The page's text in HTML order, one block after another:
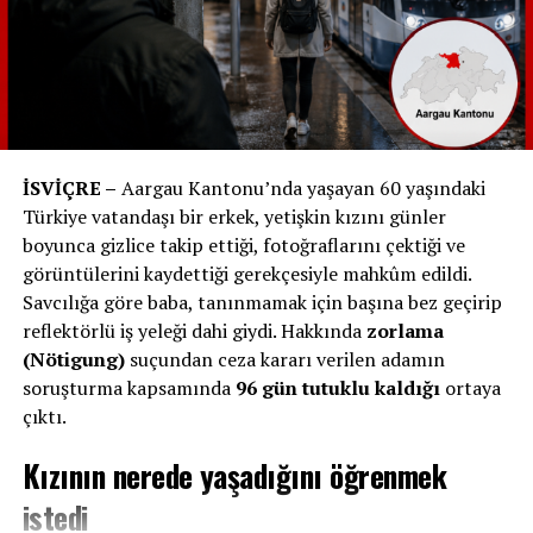
ihtiyaç duyulan bölgelerde benzer projeler üzerinde
çalışmalarını sürdürecek.
Çocuklar Gülsün Diye Derneği, araştırmacı Elvan
Gülben Ergen’in yaptığı, okul öncesi eğitiminin önemini
vurgulayan ve bu doğrultuda çocuklara destek olmayı
hedefleyen bir sivil toplum kuruluşudur. Dernek,
yaptırdığı anaokullarını iş birliği protokolü kapsamında
Milli Eğitim Bakanlığı’na bağışlamaktadır.
Anaokulunun açılış töreni, coşku dolu ve anlam yüklü
anlara sahne oldu. Gülben Ergen’in yanı sıra, İsviçre
Kreuzlingen Türk Toplumu Temsilcisi Hüseyin
Demiryürek ve eşi Serpil Demiryürek, İskenderun
Belediye Başkanı Fatih Tosyalı, İlçe Milli Eğitim Müdürü
Ali Haytaz ve birçok devlet yetkilisi de açılışta yer aldı.
İSVİÇRE – Aargau Kantonu’nda yaşayan 60 yaşındaki
Türkiye vatandaşı bir erkek, yetişkin kızını günler
boyunca gizlice takip ettiği, fotoğraflarını çektiği ve
görüntülerini kaydettiği gerekçesiyle mahkûm edildi.
Savcılığa göre baba, tanınmamak için başına bez geçirip
reflektörlü iş yeleği dahi giydi. Hakkında zorlama
(Nötigung)suçundan ceza kararı verilen adamın
soruşturma kapsamında 96 gün tutuklu kaldığıortaya
çıktı.
Kızının nerede yaşadığını öğrenmek
istedi